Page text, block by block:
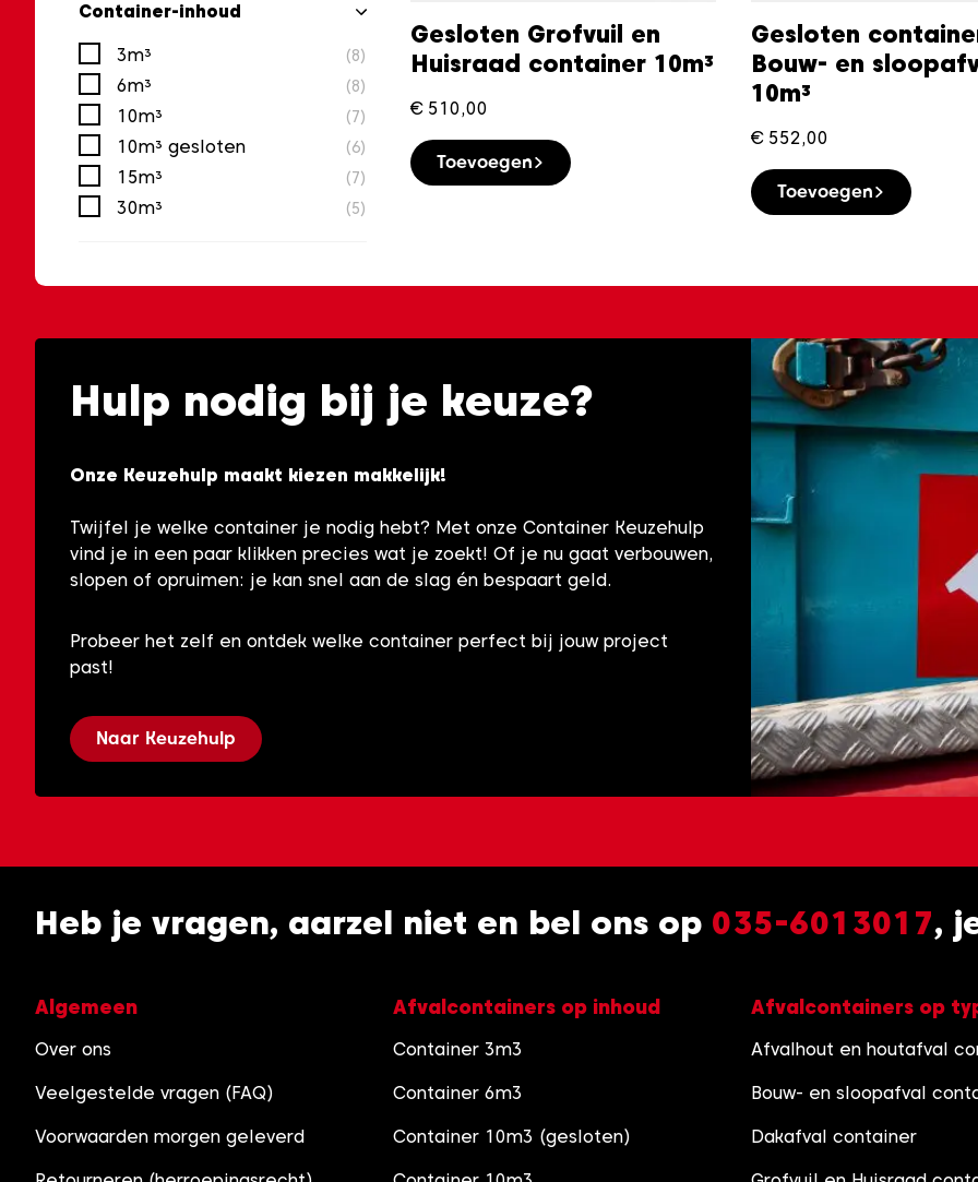
Container-inhoud
3m³ (8)
6m³ (8)
10m³ (7)
10m³ gesloten (6)
15m³ (7)
30m³ (5)
Gesloten Grofvuil en
Huisraad container 10m³
€ 510,00
Toevoegen
Gesloten
Bouw- en
10m³
€ 552,00
Toevoegen
Hulp nodig bij je keuze?
Onze Keuzehulp maakt kiezen makkelijk!
Twijfel je welke container je nodig hebt? Met onze Container Keuzehulp
vind je in een paar klikken precies wat je zoekt! Of je nu gaat verbouwen,
slopen of opruimen: je kan snel aan de slag én bespaart geld.
Probeer het zelf en ontdek welke container perfect bij jouw project
past!
Naar Keuzehulp
Heb je vragen, aarzel niet en bel ons op 035-6013017,
Algemeen
Over ons
Veelgestelde vragen (FAQ)
Voorwaarden morgen geleverd
Afvalcontainers op inhoud
Container 3m3
Container 6m3
Container 10m3 (gesloten)
Afvalcontainers op
Afvalhout en houtafval
Bouw- en sloopafval
Dakafval container